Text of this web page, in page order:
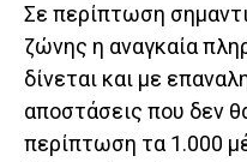
Σε περίπτωση
ζώνης η αναγκαία
δίνεται και με
αποστάσεις που δεν
περίπτωση τα 1.000